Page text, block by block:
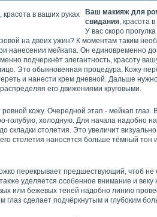
Ваш макияж для
свидания, красота
У вас скоро
на двоих ужин? К моментам таким
нанесении мейкапа. Он единовременно
подчеркнёт элегантность, красоту
Это обыкновенная процедура. Кожу
и нанести крем дневной. Дальше
его движениями круговыми.
кожу. Очередной этап - мейкап глаз.
голубую, холодную. Для начала надобно
складки столетия. Это увеличит визуально
столетия наносятся больше тёмный тон
перекрывает предшествующий, чтоб не
уделяется особенное внимание и веку
или бежевых теней надобно линию
глаз сделает подчёркнутым и глубоким